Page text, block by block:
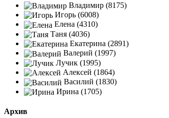
Владимир (8175)
Игорь (6008)
Елена (4310)
Таня (4036)
Екатерина (2891)
Валерий (1997)
Лучик (1995)
Алексей (1864)
Василий (1830)
Ирина (1705)
Архив